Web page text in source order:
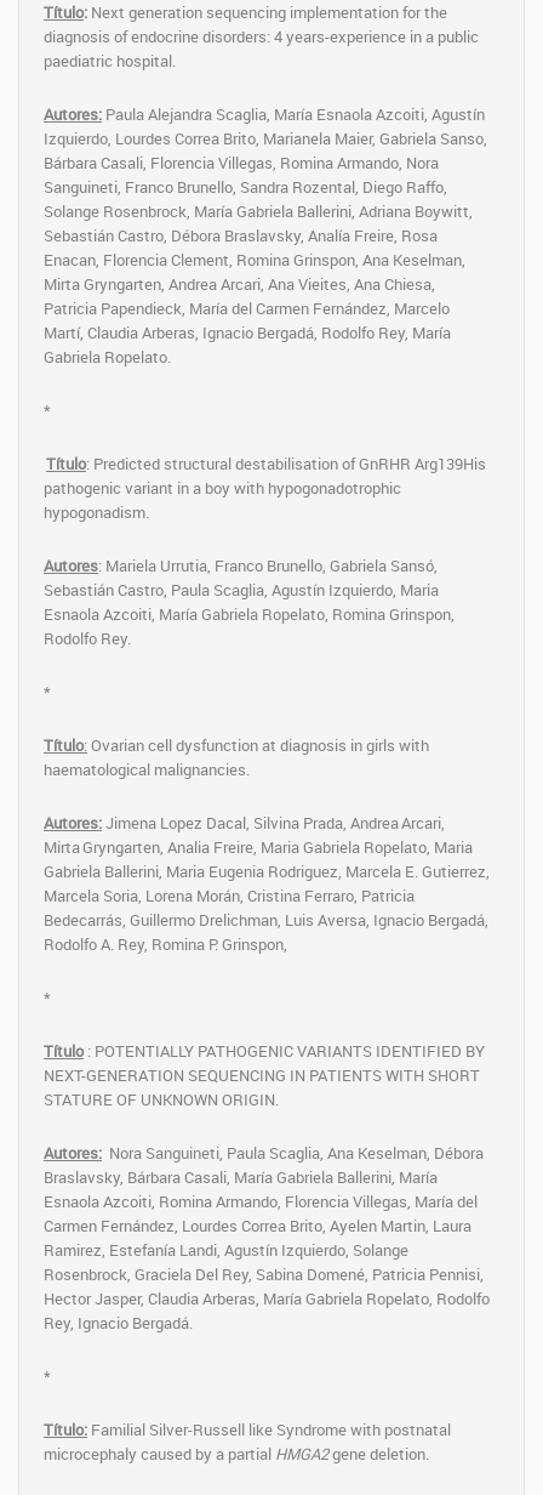
Título: Next generation sequencing implementation for the
diagnosis of endocrine disorders: 4 years-experience in a public
paediatric hospital.
Autores: Paula Alejandra Scaglia, María Esnaola Azcoiti, Agustín
Izquierdo, Lourdes Correa Brito, Marianela Maier, Gabriela Sanso,
Bárbara Casali, Florencia Villegas, Romina Armando, Nora
Sanguineti, Franco Brunello, Sandra Rozental, Diego Raffo,
Solange Rosenbrock, María Gabriela Ballerini, Adriana Boywitt,
Sebastián Castro, Débora Braslavsky, Analía Freire, Rosa
Enacan, Florencia Clement, Romina Grinspon, Ana Keselman,
Mirta Gryngarten, Andrea Arcari, Ana Vieites, Ana Chiesa,
Patricia Papendieck, María del Carmen Fernández, Marcelo
Martí, Claudia Arberas, Ignacio Bergadá, Rodolfo Rey, María
Gabriela Ropelato.
*
Título: Predicted structural destabilisation of GnRHR Arg139His
pathogenic variant in a boy with hypogonadotrophic
hypogonadism.
Autores: Mariela Urrutia, Franco Brunello, Gabriela Sansó,
Sebastián Castro, Paula Scaglia, Agustín Izquierdo, Maria
Esnaola Azcoiti, María Gabriela Ropelato, Romina Grinspon,
Rodolfo Rey.
*
Título:Ovarian cell dysfunction at diagnosis in girls with
haematological malignancies.
Autores:Jimena Lopez Dacal, Silvina Prada, AndreaArcari,
MirtaGryngarten, Analia Freire, Maria Gabriela Ropelato, Maria
Gabriela Ballerini, Maria Eugenia Rodriguez, Marcela E. Gutierrez,
Marcela Soria, Lorena Morán, Cristina Ferraro, Patricia
Bedecarrás, Guillermo Drelichman, Luis Aversa, Ignacio Bergadá,
Rodolfo A. Rey, Romina P. Grinspon,
*
Título: POTENTIALLY PATHOGENIC VARIANTS IDENTIFIED BY
NEXT-GENERATION SEQUENCING IN PATIENTS WITH SHORT
STATURE OF UNKNOWN ORIGIN.
Autores: Nora Sanguineti, Paula Scaglia, Ana Keselman, Débora
Braslavsky, Bárbara Casali, María Gabriela Ballerini, María
Esnaola Azcoiti, Romina Armando, Florencia Villegas, María del
Carmen Fernández, Lourdes Correa Brito, Ayelen Martin, Laura
Ramirez, Estefanía Landi, Agustín Izquierdo, Solange
Rosenbrock, Graciela Del Rey, Sabina Domené, Patricia Pennisi,
Hector Jasper, Claudia Arberas, María Gabriela Ropelato, Rodolfo
Rey, Ignacio Bergadá.
*
Título: Familial Silver-Russell like Syndrome with postnatal
microcephaly caused by a partial HMGA2gene deletion.